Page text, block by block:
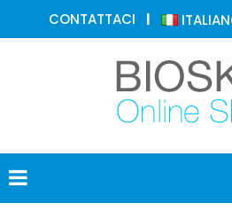
CONTATTACI
MEDICINA
ESTETICA
DERMATOLOGIA
FOTOTERAPIA
ELETTROMEDICALI
MEDICO